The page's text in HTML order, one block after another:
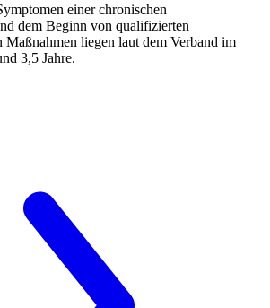
einer chronischen
dem Beginn von qualifizierten
Maßnahmen liegen laut dem Verband im
3,5 Jahre.